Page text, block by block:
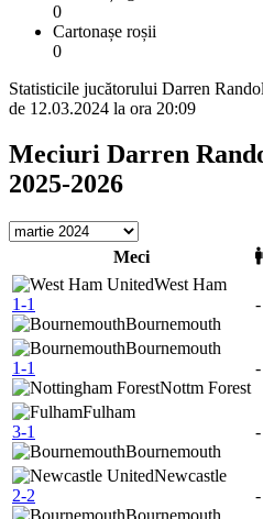
0
Cartonașe roșii
0
Statisticile jucătorului Darren
de 12.03.2024 la ora 20:09
Meciuri Darren
2025-2026
Meci
West Ham
1-1
Bournemouth
-
Bournemouth
1-1
Nottm Forest
-
Fulham
3-1
Bournemouth
-
Newcastle
2-2
-